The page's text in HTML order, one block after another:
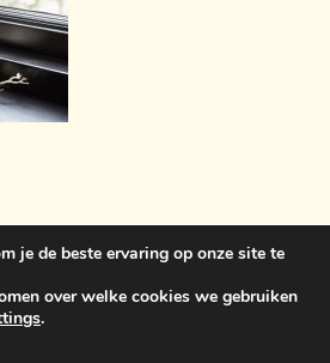
5831 AC Boxmeer 06 19859399
je de beste ervaring op onze site te
over welke cookies we gebruiken
.